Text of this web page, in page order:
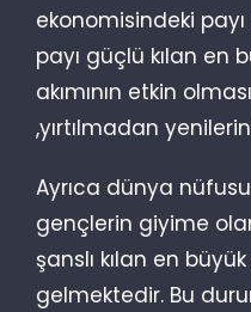
ekonomisindeki
payı güçlü kılan en
akımının etkin
,yırtılmadan
Ayrıca dünya
gençlerin giyime
şanslı kılan en
gelmektedir. Bu